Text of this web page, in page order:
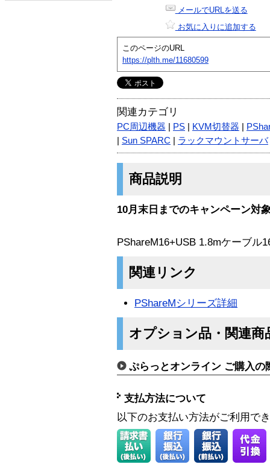
メールでURLを送る
お気に入りに追加する
このページのURL
https://plth.me/11680599
関連カテゴリ
PC周辺機器 PS KVM切替器
Sun SPARC ラックマウントサーバ
商品説明
10月末日までのキャンペーン対
PShareM16+USB 1.8mケーブル
関連リンク
PShareMシリーズ詳細
オプション品・関連商
ぷらっとオンライン ご購入の
支払方法について
以下のお支払い方法がご利用で